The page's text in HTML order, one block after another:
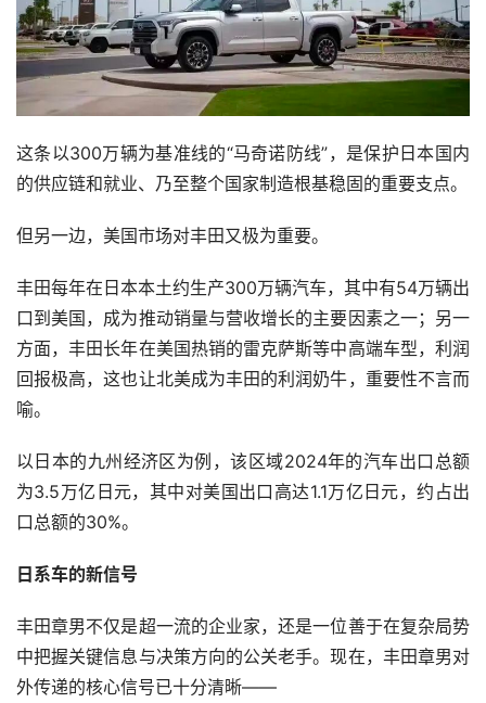
这条以300万辆为基准线的“马奇诺防线”，是保护日本国内
的供应链和就业、乃至整个国家制造根基稳固的重要支点。
但另一边，美国市场对丰田又极为重要。
丰田每年在日本本土约生产300万辆汽车，其中有54万辆出
口到美国，成为推动销量与营收增长的主要因素之一；另一
方面，丰田长年在美国热销的雷克萨斯等中高端车型，利润
回报极高，这也让北美成为丰田的利润奶牛，重要性不言而
喻。
以日本的九州经济区为例，该区域2024年的汽车出口总额
为3.5万亿日元，其中对美国出口高达1.1万亿日元，约占出
口总额的30%。
日系车的新信号
丰田章男不仅是超一流的企业家，还是一位善于在复杂局势
中把握关键信息与决策方向的公关老手。现在，丰田章男对
外传递的核心信号已十分清晰——